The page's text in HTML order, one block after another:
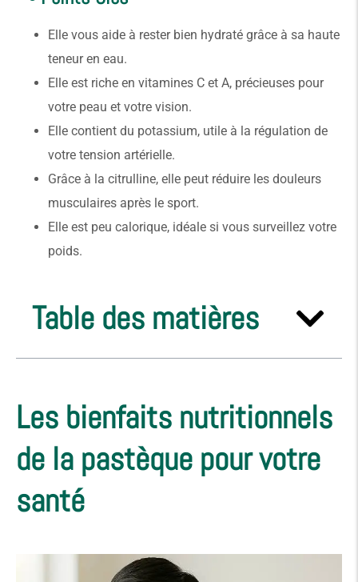
Elle vous aide à rester bien hydraté grâce à sa haute
teneur en eau.
Elle est riche en vitamines C et A, précieuses pour
votre peau et votre vision.
Elle contient du potassium, utile à la régulation de
votre tension artérielle.
Grâce à la citrulline, elle peut réduire les douleurs
musculaires après le sport.
Elle est peu calorique, idéale si vous surveillez votre
poids.
Table des matières
Les bienfaits nutritionnels
de la pastèque pour votre
santé